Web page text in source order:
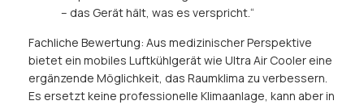
– das Gerät hält, was es verspricht.“
Fachliche Bewertung: Aus medizinischer Perspektive
bietet ein mobiles Luftkühlgerät wie Ultra Air Cooler eine
ergänzende Möglichkeit, das Raumklima zu verbessern.
Es ersetzt keine professionelle Klimaanlage, kann aber in